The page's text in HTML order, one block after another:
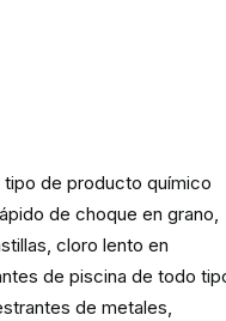
tipo de producto químico
de choque en grano,
cloro lento en
de piscina de todo
de metales,